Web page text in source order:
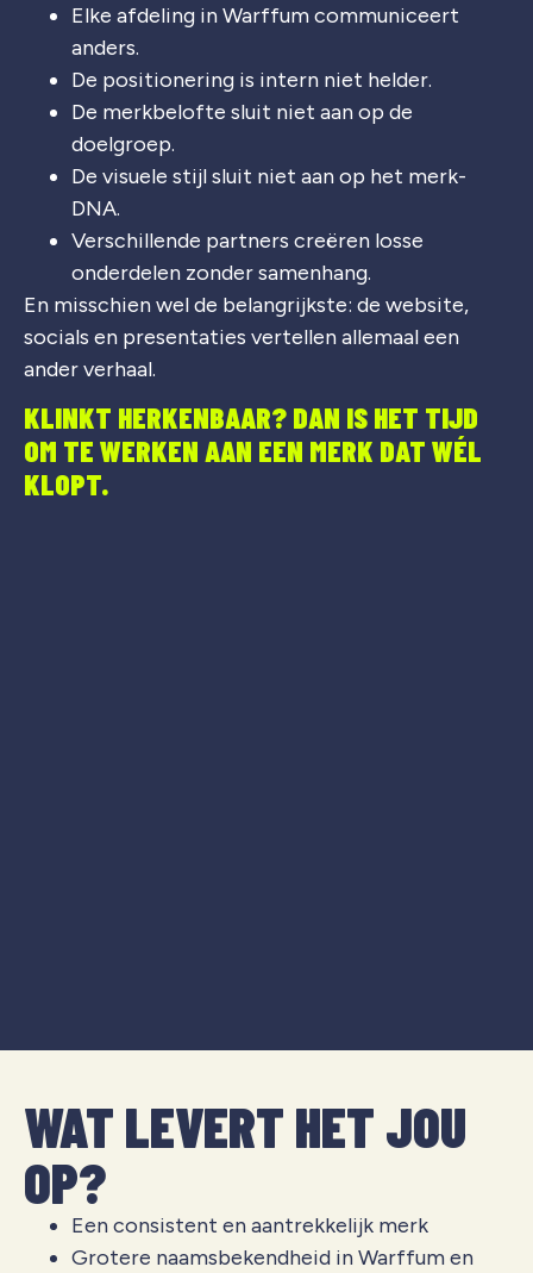
Elke afdeling in Warffum communiceert
anders.
De positionering is intern niet helder.
De merkbelofte sluit niet aan op de
doelgroep.
De visuele stijl sluit niet aan op het merk-
DNA.
Verschillende partners creëren losse
onderdelen zonder samenhang.
En misschien wel de belangrijkste: de website,
socials en presentaties vertellen allemaal een
ander verhaal.
KLINKT HERKENBAAR? DAN IS HET TIJD
OM TE WERKEN AAN EEN MERK DAT WÉL
KLOPT.
WAT LEVERT HET JOU
OP?
Een consistent en aantrekkelijk merk
Grotere naamsbekendheid in Warffum en